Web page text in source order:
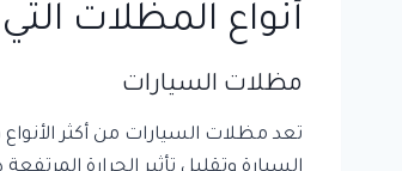
أنواع المظلات
مظلات السيارات
تعد مظلات السيارات من أكثر